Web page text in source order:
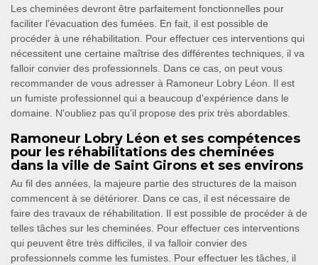
Les cheminées devront être parfaitement fonctionnelles pour
faciliter l'évacuation des fumées. En fait, il est possible de
procéder à une réhabilitation. Pour effectuer ces interventions qui
nécessitent une certaine maîtrise des différentes techniques, il va
falloir convier des professionnels. Dans ce cas, on peut vous
recommander de vous adresser à Ramoneur Lobry Léon. Il est
un fumiste professionnel qui a beaucoup d'expérience dans le
domaine. N'oubliez pas qu'il propose des prix très abordables.
Ramoneur Lobry Léon et ses compétences
pour les réhabilitations des cheminées
dans la ville de Saint Girons et ses environs
Au fil des années, la majeure partie des structures de la maison
commencent à se détériorer. Dans ce cas, il est nécessaire de
faire des travaux de réhabilitation. Il est possible de procéder à de
telles tâches sur les cheminées. Pour effectuer ces interventions
qui peuvent être très difficiles, il va falloir convier des
professionnels comme les fumistes. Pour effectuer les tâches, il